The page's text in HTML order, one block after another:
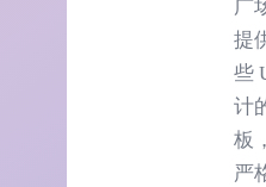
广
提
些
计
板
严